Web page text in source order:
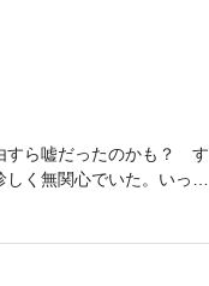
すら嘘だったのかも？ す
く無関心でいた。いっぽ
教会は超満員に。そんな